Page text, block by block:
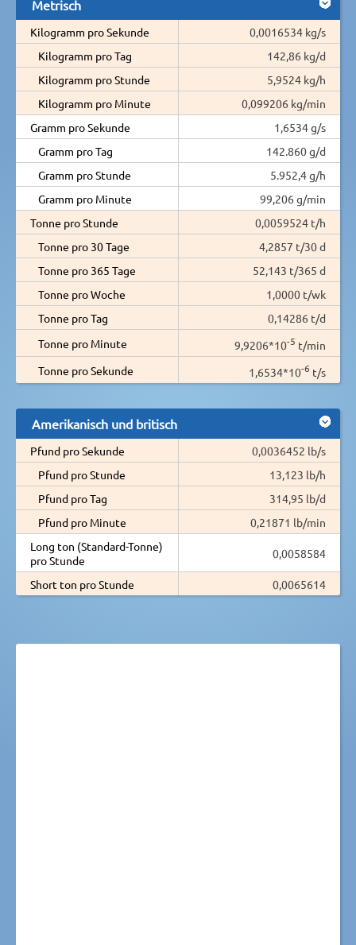
Metrisch
Kilogramm pro Sekunde
0,0016534 kg/s
Kilogramm pro Tag
142,86 kg/d
Kilogramm pro Stunde
5,9524 kg/h
Kilogramm pro Minute
0,099206 kg/min
Gramm pro Sekunde
1,6534 g/s
Gramm pro Tag
142.860 g/d
Gramm pro Stunde
5.952,4 g/h
Gramm pro Minute
99,206 g/min
Tonne pro Stunde
0,0059524 t/h
Tonne pro 30 Tage
4,2857 t/30 d
Tonne pro 365 Tage
52,143 t/365 d
Tonne pro Woche
1,0000 t/wk
Tonne pro Tag
0,14286 t/d
Tonne pro Minute
9,9206*10-5 t/min
Tonne pro Sekunde
1,6534*10-6 t/s
Amerikanisch und britisch
Pfund pro Sekunde
0,0036452 lb/s
Pfund pro Stunde
13,123 lb/h
Pfund pro Tag
314,95 lb/d
Pfund pro Minute
0,21871 lb/min
Long ton (Standard-Tonne)
pro Stunde
0,0058584
Short ton pro Stunde 0,0065614